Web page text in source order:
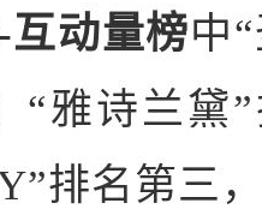
互动量榜中
“雅诗兰黛
排名第三